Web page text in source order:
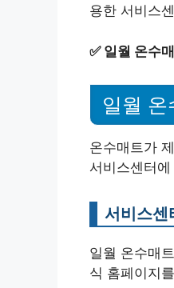
용한 서비스
✅ 일월 온수
일월 온
온수매트가
서비스센터
서비스센
일월 온수매
식 홈페이지